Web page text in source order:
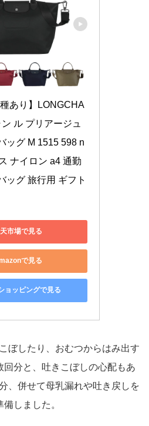
種あり】LONGCHA
ル プリアージュ
ッグ M 1515 598 n
ナイロン a4 通勤
ッグ 旅行用 ギフト
市場で見る
で見る
ョッピングで見る
ぼしたり、おむつからはみ出す
分と、吐きこぼしの心配もあ
、併せて母乳漏れや吐き戻しを
しました。